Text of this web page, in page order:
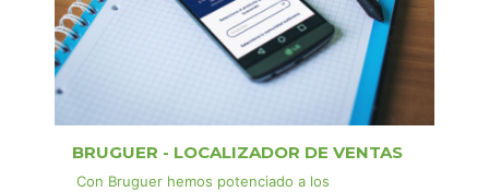
BRUGUER - LOCALIZADOR DE VENTAS
Con Bruguer hemos potenciado a los